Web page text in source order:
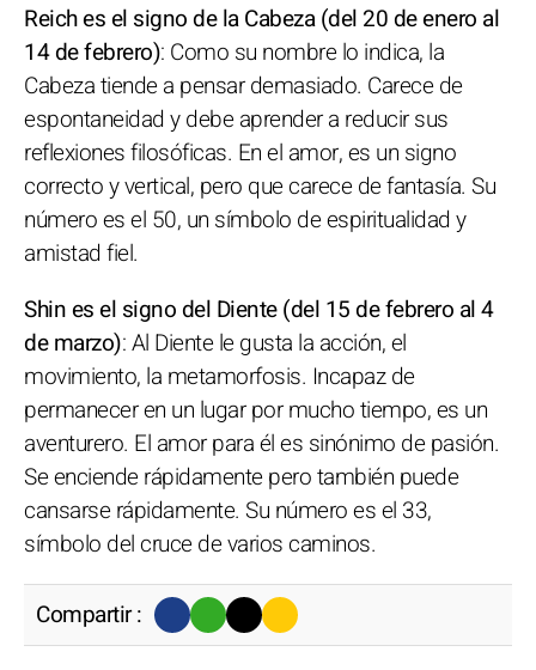
Reich es el signo de la Cabeza (del 20 de enero al
14 de febrero): Como su nombre lo indica, la
Cabeza tiende a pensar demasiado. Carece de
espontaneidad y debe aprender a reducir sus
reflexiones filosóficas. En el amor, es un signo
correcto y vertical, pero que carece de fantasía. Su
número es el 50, un símbolo de espiritualidad y
amistad fiel.
Shin es el signo del Diente (del 15 de febrero al 4
de marzo): Al Diente le gusta la acción, el
movimiento, la metamorfosis. Incapaz de
permanecer en un lugar por mucho tiempo, es un
aventurero. El amor para él es sinónimo de pasión.
Se enciende rápidamente pero también puede
cansarse rápidamente. Su número es el 33,
símbolo del cruce de varios caminos.
Compartir :